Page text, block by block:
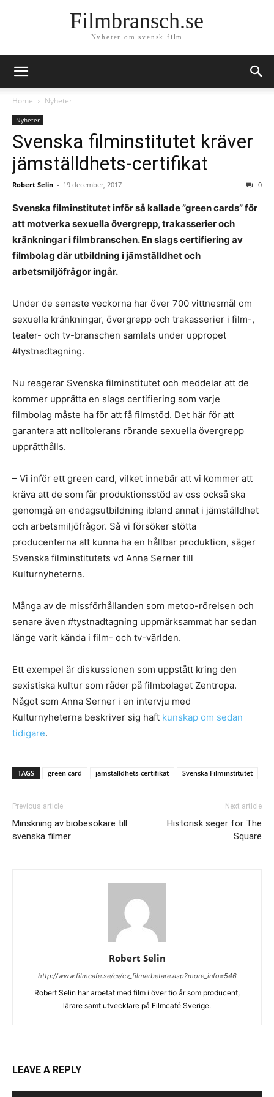
Filmbransch.se
Nyheter om svensk film
Home Nyheter
Nyheter
Svenska filminstitutet kräver
jämställdhets-certifikat
Robert Selin - 19 december, 2017 0
Svenska filminstitutet inför så kallade ”green cards” för
att motverka sexuella övergrepp, trakasserier och
kränkningar i filmbranschen. En slags certifiering av
filmbolag där utbildning i jämställdhet och
arbetsmiljöfrågor ingår.
Under de senaste veckorna har över 700 vittnesmål om
sexuella kränkningar, övergrepp och trakasserier i film-,
teater- och tv-branschen samlats under uppropet
#tystnadtagning.
Nu reagerar Svenska filminstitutet och meddelar att de
kommer upprätta en slags certifiering som varje
filmbolag måste ha för att få filmstöd. Det här för att
garantera att nolltolerans rörande sexuella övergrepp
upprätthålls.
– Vi inför ett green card, vilket innebär att vi kommer att
kräva att de som får produktionsstöd av oss också ska
genomgå en endagsutbildning ibland annat i jämställdhet
och arbetsmiljöfrågor. Så vi försöker stötta
producenterna att kunna ha en hållbar produktion, säger
Svenska filminstitutets vd Anna Serner till
Kulturnyheterna.
Många av de missförhållanden som metoo-rörelsen och
senare även #tystnadtagning uppmärksammat har sedan
länge varit kända i film- och tv-världen.
Ett exempel är diskussionen som uppstått kring den
sexistiska kultur som råder på filmbolaget Zentropa.
Något som Anna Serner i en intervju med
Kulturnyheterna beskriver sig haft kunskap om sedan
tidigare.
TAGS green card jämställdhets-certifikat Svenska Filminstitutet
Previous article
Minskning av biobesökare till
svenska filmer
Next article
Historisk seger för The
Square
Robert Selin
http://www.filmcafe.se/cv/cv_filmarbetare.asp?more_info=546
Robert Selin har arbetat med film i över tio år som producent,
lärare samt utvecklare på Filmcafé Sverige.
LEAVE A REPLY